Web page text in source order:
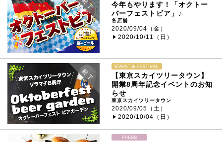
今年もやります！「オクトー
バーフェストビア」♪
各店舗
2020/09/04（金）
2020/10/11（日）
【東京スカイツリータウン】
開業8周年記念イベントのお知
らせ
東京スカイツリータウン
2020/09/05（土）
2020/10/04（日）